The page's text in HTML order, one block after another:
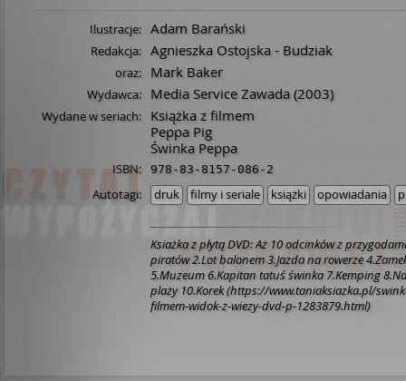
Ilustracje: Adam Barański
Redakcja: Agnieszka Ostojska - Budziak
oraz: Mark Baker
Wydawca: Media Service Zawada (2003)
Wydane w seriach:
Książka z filmem
Peppa Pig
Świnka Peppa
ISBN: 978-83-8157-086-2
Autotagi: druk filmy i seriale książki opowiadania
Ksiażka z płytą DVD: Aż 10 odcinków z
piratów 2.Lot balonem 3.Jazda na rowerze
5.Muzeum 6.Kapitan tatuś świnka 7.Kemping
plaży 10.Korek (https://www.taniaksiazka.pl/
filmem-widok-z-wiezy-dvd-p-1283879.html)